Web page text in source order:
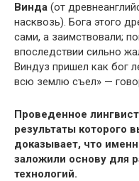
Винда (от
насквозь). Бога этого
сами, а заимствовали;
впоследствии сильно
Виндуз пришел как бог
всю землю съел» —
Проведенное
результаты которого
доказывает, что
заложили основу для
технологий.